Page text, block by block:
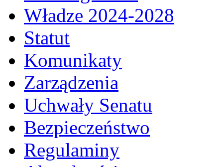
Władze 2024-2028
Statut
Komunikaty
Zarządzenia
Uchwały Senatu
Bezpieczeństwo
Regulaminy